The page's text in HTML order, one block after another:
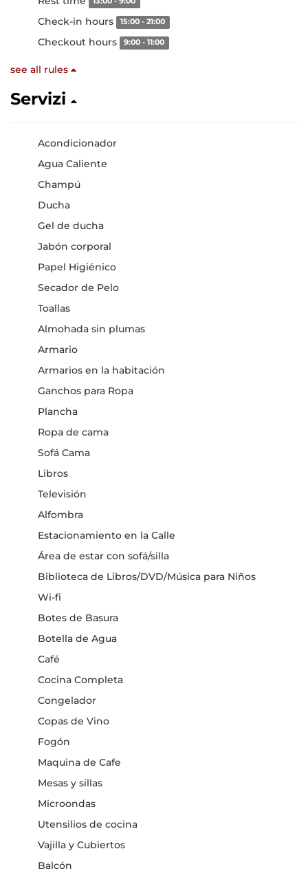
Check-in hours 15:00 - 21:00
Checkout hours 9:00 - 11:00
see all rules
Servizi
Acondicionador
Agua Caliente
Champú
Ducha
Gel de ducha
Jabón corporal
Papel Higiénico
Secador de Pelo
Toallas
Almohada sin plumas
Armario
Armarios en la habitación
Ganchos para Ropa
Plancha
Ropa de cama
Sofá Cama
Libros
Televisión
Alfombra
Estacionamiento en la Calle
Área de estar con sofá/silla
Biblioteca de Libros/DVD/Música para Niños
Wi-fi
Botes de Basura
Botella de Agua
Café
Cocina Completa
Congelador
Copas de Vino
Fogón
Maquina de Cafe
Mesas y sillas
Microondas
Utensilios de cocina
Vajilla y Cubiertos
Balcón